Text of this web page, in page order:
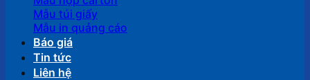
Mẫu túi giấy
Mẫu in quảng cáo
Báo giá
Tin tức
Liên hệ